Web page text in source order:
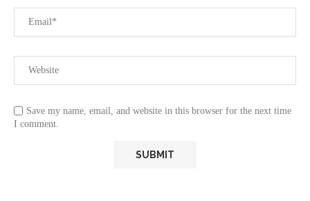
Save my name, email, and website in this browser for the next time
I comment.